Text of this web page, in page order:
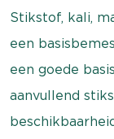
Stikstof, kali,
een
een goede
aanvullend